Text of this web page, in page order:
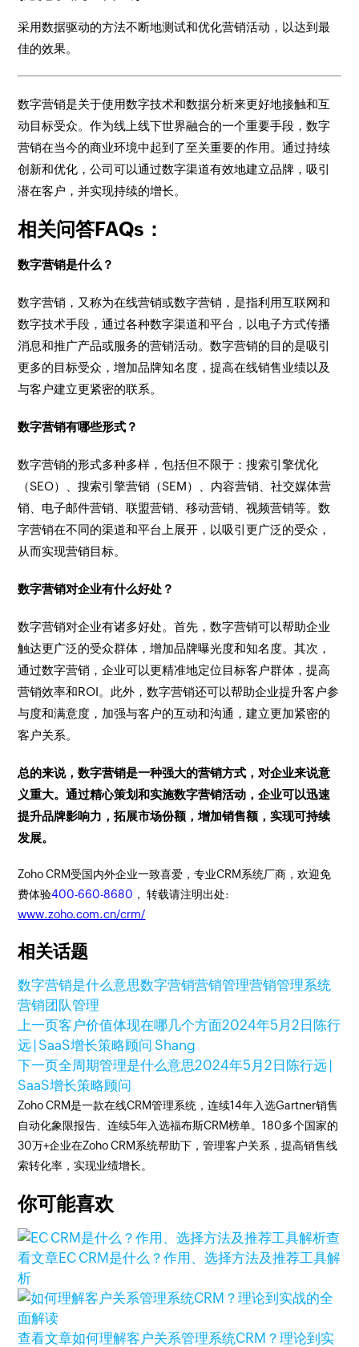
采用数据驱动的方法不断地测试和优化营销活动，以达到最
佳的效果。
数字营销是关于使用数字技术和数据分析来更好地接触和互
动目标受众。作为线上线下世界融合的一个重要手段，数字
营销在当今的商业环境中起到了至关重要的作用。通过持续
创新和优化，公司可以通过数字渠道有效地建立品牌，吸引
潜在客户，并实现持续的增长。
相关问答FAQs：
数字营销是什么？
数字营销，又称为在线营销或数字营销，是指利用互联网和
数字技术手段，通过各种数字渠道和平台，以电子方式传播
消息和推广产品或服务的营销活动。数字营销的目的是吸引
更多的目标受众，增加品牌知名度，提高在线销售业绩以及
与客户建立更紧密的联系。
数字营销有哪些形式？
数字营销的形式多种多样，包括但不限于：搜索引擎优化
（SEO）、搜索引擎营销（SEM）、内容营销、社交媒体营
销、电子邮件营销、联盟营销、移动营销、视频营销等。数
字营销在不同的渠道和平台上展开，以吸引更广泛的受众，
从而实现营销目标。
数字营销对企业有什么好处？
数字营销对企业有诸多好处。首先，数字营销可以帮助企业
触达更广泛的受众群体，增加品牌曝光度和知名度。其次，
通过数字营销，企业可以更精准地定位目标客户群体，提高
营销效率和ROI。此外，数字营销还可以帮助企业提升客户参
与度和满意度，加强与客户的互动和沟通，建立更加紧密的
客户关系。
总的来说，数字营销是一种强大的营销方式，对企业来说意
义重大。通过精心策划和实施数字营销活动，企业可以迅速
提升品牌影响力，拓展市场份额，增加销售额，实现可持续
发展。
Zoho CRM受国内外企业一致喜爱，专业CRM系统厂商，欢迎免
费体验400-660-8680 ， 转载请注明出处:
www.zoho.com.cn/crm/
相关话题
数字营销是什么意思数字营销营销管理营销管理系统
营销团队管理
上一页客户价值体现在哪几个方面2024年5月2日 陈行
远 | SaaS增长策略顾问 Shang
下一页全周期管理是什么意思2024年5月2日 陈行远 |
SaaS增长策略顾问
Zoho CRM是一款在线CRM管理系统，连续14年入选Gartner销售
自动化象限报告、连续5年入选福布斯CRM榜单。180多个国家的
30万+企业在Zoho CRM系统帮助下，管理客户关系，提高销售线
索转化率，实现业绩增长。
你可能喜欢
查
看文章EC CRM是什么？作用、选择方法及推荐工具解
析
查看文章如何理解客户关系管理系统CRM？理论到实